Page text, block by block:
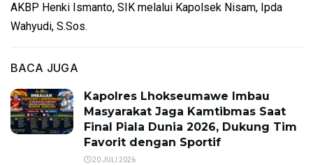
AKBP Henki Ismanto, SIK melalui Kapolsek Nisam, Ipda
Wahyudi, S.Sos.
BACA JUGA
Kapolres Lhokseumawe Imbau
Masyarakat Jaga Kamtibmas Saat
Final Piala Dunia 2026, Dukung Tim
Favorit dengan Sportif
20 JULI 2026